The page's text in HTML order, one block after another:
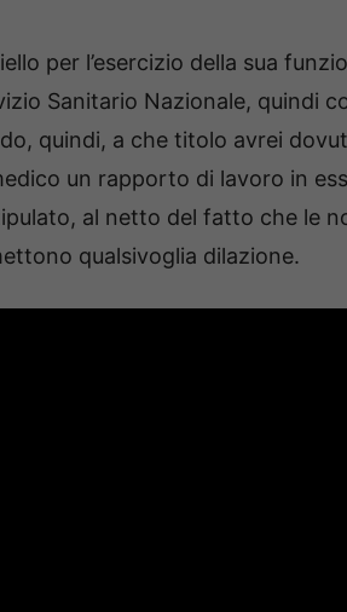
per l’esercizio della sua
Sanitario Nazionale, quindi
quindi, a che titolo avrei
un rapporto di lavoro in
al netto del fatto che le
qualsivoglia dilazione.